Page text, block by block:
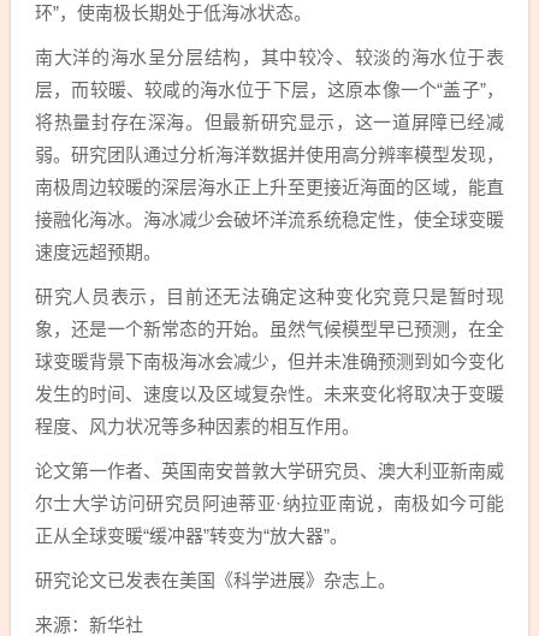
环”，使南极长期处于低海冰状态。
南大洋的海水呈分层结构，其中较冷、较淡的海水位于表
层，而较暖、较咸的海水位于下层，这原本像一个“盖子”，
将热量封存在深海。但最新研究显示，这一道屏障已经减
弱。研究团队通过分析海洋数据并使用高分辨率模型发现，
南极周边较暖的深层海水正上升至更接近海面的区域，能直
接融化海冰。海冰减少会破坏洋流系统稳定性，使全球变暖
速度远超预期。
研究人员表示，目前还无法确定这种变化究竟只是暂时现
象，还是一个新常态的开始。虽然气候模型早已预测，在全
球变暖背景下南极海冰会减少，但并未准确预测到如今变化
发生的时间、速度以及区域复杂性。未来变化将取决于变暖
程度、风力状况等多种因素的相互作用。
论文第一作者、英国南安普敦大学研究员、澳大利亚新南威
尔士大学访问研究员阿迪蒂亚·纳拉亚南说，南极如今可能
正从全球变暖“缓冲器”转变为“放大器”。
研究论文已发表在美国《科学进展》杂志上。
来源：新华社